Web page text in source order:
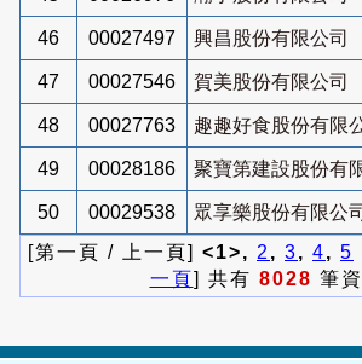
46 00027497 興昌股份有限公司
47 00027546 賀美股份有限公司
48 00027763 趣趣好食股份有限
49 00028186 聚寶第建設股份有
50 00029538
眾享樂股份有限公司
[第一頁 / 上一頁] <1>, 2 , 3, 4, 5
一頁] 共有 8028 筆